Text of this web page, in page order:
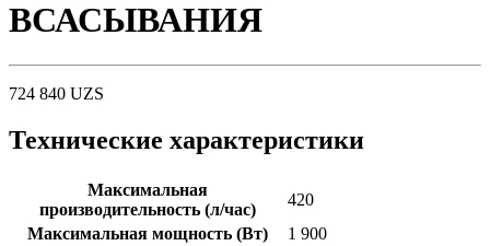
ВСАСЫВАНИЯ
724 840 UZS
Технические характеристики
Максимальная
производительность (л/час)
420
Максимальная мощность (Вт)
1 900